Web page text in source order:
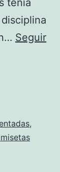
Seguir
,